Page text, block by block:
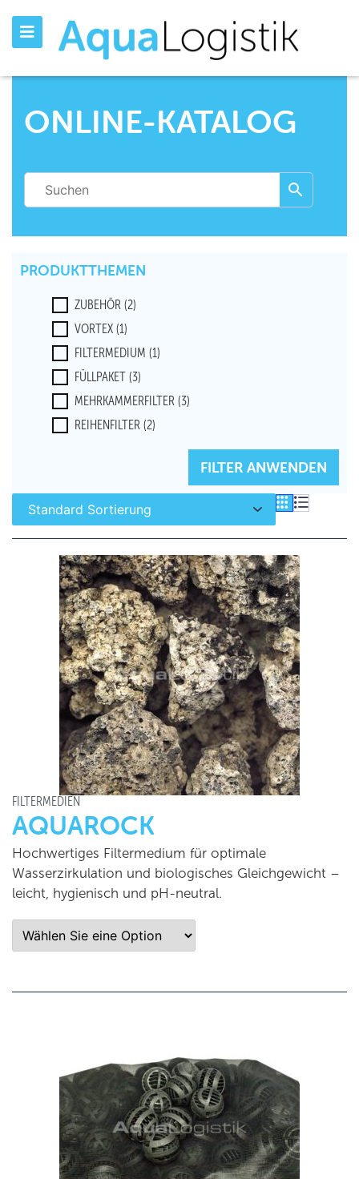
ONLINE-KATALOG
PRODUKTTHEMEN
ZUBEHÖR (2)
VORTEX (1)
FILTERMEDIUM (1)
FÜLLPAKET
(3)
MEHRKAMMERFILTER (3)
REIHENFILTER (2)
FILTER ANWENDEN
FILTERMEDIEN
AQUAROCK
Hochwertiges Filtermedium für optimale
Wasserzirkulation und biologisches Gleichgewicht –
leicht, hygienisch und pH-neutral.